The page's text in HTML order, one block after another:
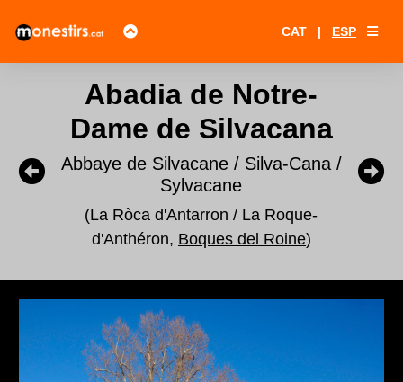
CAT | ESP
Abadia de Notre-
Dame de Silvacana
Abbaye de Silvacane / Silva-Cana /
Sylvacane
(La Ròca d'Antarron / La Roque-
d'Anthéron, Boques del Roine)